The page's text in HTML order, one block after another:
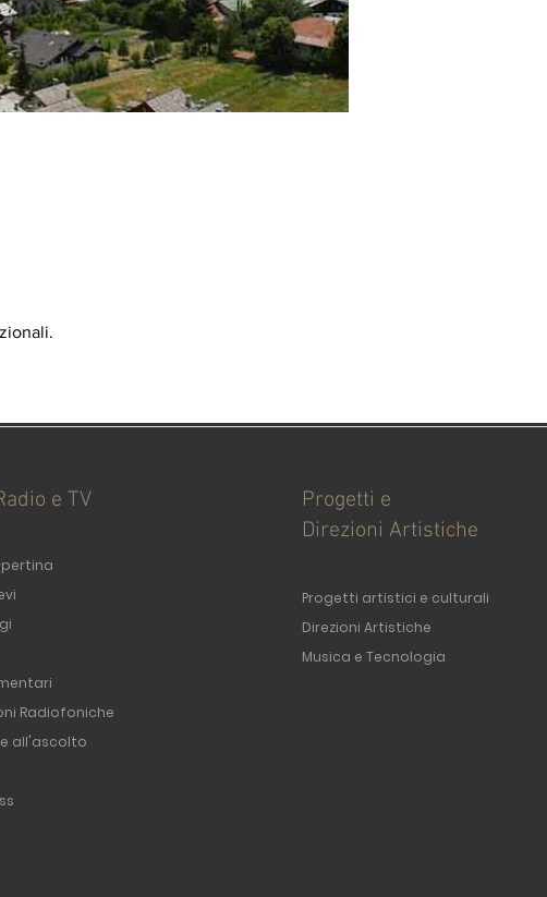
e TV
Radiofoniche
all'ascolto
Progetti e
Direzioni Artistiche
Progetti artistici e culturali
Direzioni Artistiche
Musica e Tecnologia